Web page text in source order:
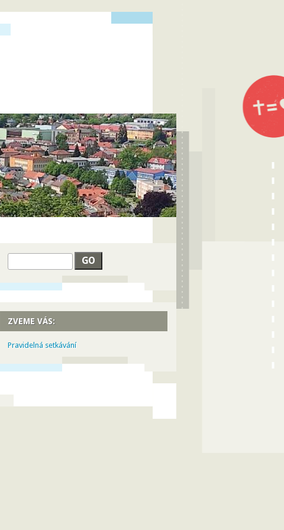
Hledat
ZVEME VÁS:
Pravidelná setkávání